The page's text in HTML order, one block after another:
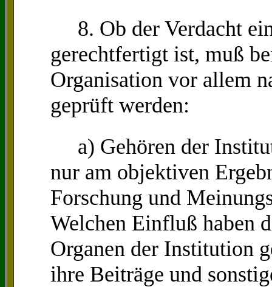
8. Ob der Verdacht
gerechtfertigt ist, muß
Organisation vor allem
geprüft werden:
a) Gehören der
nur am objektiven
Forschung und
Welchen Einfluß haben
Organen der Institution
ihre Beiträge und